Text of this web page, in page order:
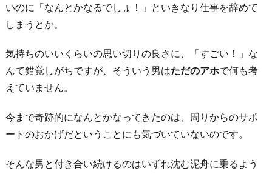
いのに「なんとかなるでしょ！」といきなり仕事を辞めて
しまうとか。
気持ちのいいくらいの思い切りの良さに、「すごい！」な
んて錯覚しがちですが、そういう男はただのアホで何も考
えていません。
今まで奇跡的になんとかなってきたのは、周りからのサポ
ートのおかげだということにも気づいていないのです。
そんな男と付き合い続けるのはいずれ沈む泥舟に乗るよう